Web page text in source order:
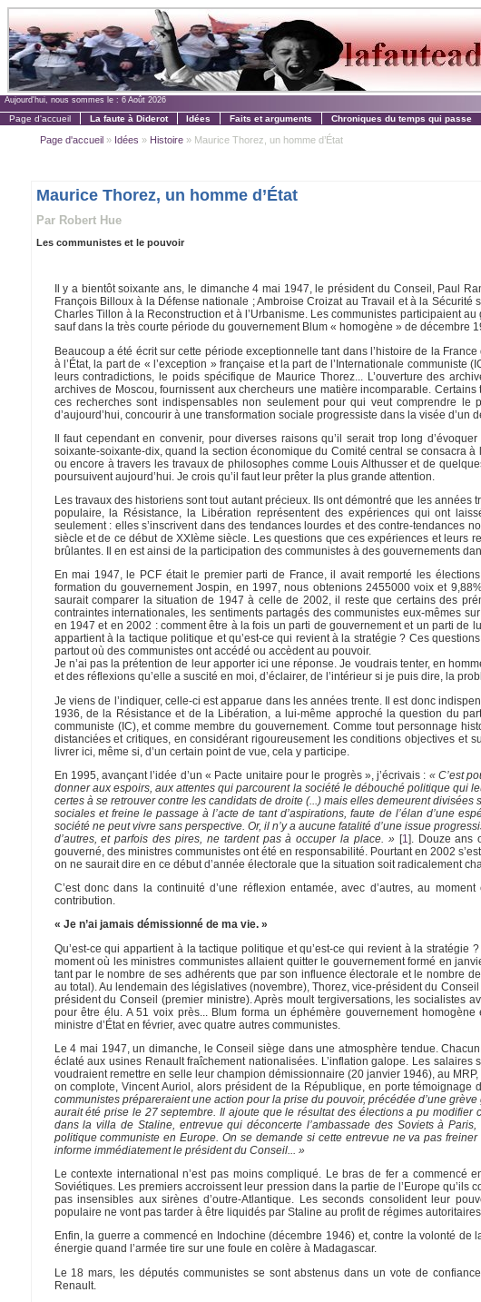
Aujourd'hui, nous sommes le : 6 Août 2026
Page d'accueil La faute à Diderot Idées Faits et arguments Chroniques du temps qui passe
Page d'accueil» Idées » Histoire» Maurice Thorez, un homme d’État
Maurice Thorez, un homme d’État
Par Robert Hue
Les communistes et le pouvoir
Il y a bientôt soixante ans, le dimanche 4 mai 1947, le président du Conseil, Paul
François Billoux à la Défense nationale ; Ambroise Croizat au Travail et à la
Charles Tillon à la Reconstruction et à l’Urbanisme. Les communistes participaient
sauf dans la très courte période du gouvernement Blum « homogène » de décembre
Beaucoup a été écrit sur cette période exceptionnelle tant dans l’histoire de la
à l’État, la part de « l’exception » française et la part de l’Internationale
leurs contradictions, le poids spécifique de Maurice Thorez... L’ouverture des
archives de Moscou, fournissent aux chercheurs une matière incomparable.
ces recherches sont indispensables non seulement pour qui veut comprendre
d’aujourd’hui, concourir à une transformation sociale progressiste dans la visée d’un
Il faut cependant en convenir, pour diverses raisons qu’il serait trop long
soixante-soixante-dix, quand la section économique du Comité central se consacra
ou encore à travers les travaux de philosophes comme Louis Althusser et de
poursuivent aujourd’hui. Je crois qu’il faut leur prêter la plus grande attention.
Les travaux des historiens sont tout autant précieux. Ils ont démontré que les
populaire, la Résistance, la Libération représentent des expériences qui ont
seulement : elles s’inscrivent dans des tendances lourdes et des contre-tendances
siècle et de ce début de XXIème siècle. Les questions que ces expériences et leurs
brûlantes. Il en est ainsi de la participation des communistes à des gouvernements
En mai 1947, le PCF était le premier parti de France, il avait remporté les
formation du gouvernement Jospin, en 1997, nous obtenions 2455000 voix et
saurait comparer la situation de 1947 à celle de 2002, il reste que certains des
contraintes internationales, les sentiments partagés des communistes eux-mêmes
en 1947 et en 2002 : comment être à la fois un parti de gouvernement et un parti de
appartient à la tactique politique et qu’est-ce qui revient à la stratégie ? Ces
partout où des communistes ont accédé ou accèdent au pouvoir.
Je n’ai pas la prétention de leur apporter ici une réponse. Je voudrais tenter, en
et des réflexions qu’elle a suscité en moi, d’éclairer, de l’intérieur si je puis dire, la
Je viens de l’indiquer, celle-ci est apparue dans les années trente. Il est donc
1936, de la Résistance et de la Libération, a lui-même approché la question du
communiste (IC), et comme membre du gouvernement. Comme tout personnage
distanciées et critiques, en considérant rigoureusement les conditions objectives et
livrer ici, même si, d’un certain point de vue, cela y participe.
En 1995, avançant l’idée d’un « Pacte unitaire pour le progrès », j’écrivais : « C’est
donner aux espoirs, aux attentes qui parcourent la société le débouché politique qui
certes à se retrouver contre les candidats de droite (...) mais elles demeurent
sociales et freine le passage à l’acte de tant d’aspirations, faute de l’élan d’une
société ne peut vivre sans perspective. Or, il n’y a aucune fatalité d’une issue
d’autres, et parfois des pires, ne tardent pas à occuper la place. »[1]. Douze ans
gouverné, des ministres communistes ont été en responsabilité. Pourtant en 2002
on ne saurait dire en ce début d’année électorale que la situation soit radicalement
C’est donc dans la continuité d’une réflexion entamée, avec d’autres, au
contribution.
« Je n’ai jamais démissionné de ma vie. »
Qu’est-ce qui appartient à la tactique politique et qu’est-ce qui revient à la
moment où les ministres communistes allaient quitter le gouvernement formé en
tant par le nombre de ses adhérents que par son influence électorale et le nombre
au total). Au lendemain des législatives (novembre), Thorez, vice-président du
président du Conseil (premier ministre). Après moult tergiversations, les socialistes
pour être élu. A 51 voix près... Blum forma un éphémère gouvernement
ministre d’État en février, avec quatre autres communistes.
Le 4 mai 1947, un dimanche, le Conseil siège dans une atmosphère tendue.
éclaté aux usines Renault fraîchement nationalisées. L’inflation galope. Les
voudraient remettre en selle leur champion démissionnaire (20 janvier 1946), au
on complote, Vincent Auriol, alors président de la République, en porte témoignage
communistes prépareraient une action pour la prise du pouvoir, précédée d’une
aurait été prise le 27 septembre. Il ajoute que le résultat des élections a pu
dans la villa de Staline, entrevue qui déconcerte l’ambassade des Soviets à
politique communiste en Europe. On se demande si cette entrevue ne va pas
informe immédiatement le président du Conseil... »
Le contexte international n’est pas moins compliqué. Le bras de fer a commencé
Soviétiques. Les premiers accroissent leur pression dans la partie de l’Europe qu’ils
pas insensibles aux sirènes d’outre-Atlantique. Les seconds consolident leur
populaire ne vont pas tarder à être liquidés par Staline au profit de régimes
Enfin, la guerre a commencé en Indochine (décembre 1946) et, contre la volonté
énergie quand l’armée tire sur une foule en colère à Madagascar.
Le 18 mars, les députés communistes se sont abstenus dans un vote de
Renault.